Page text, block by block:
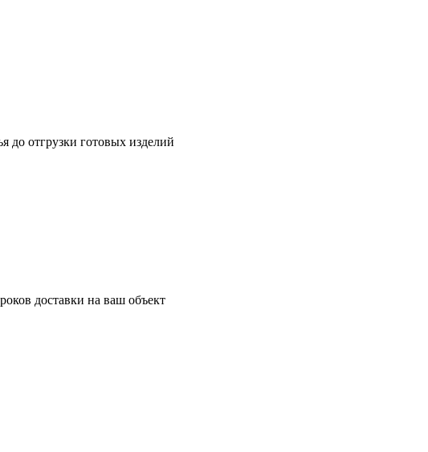
до отгрузки готовых изделий
доставки на ваш объект